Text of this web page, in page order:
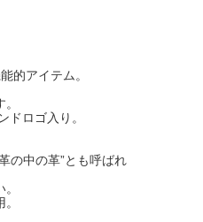
的アイテム。
ドロゴ入り。
の中の革”とも呼ばれ